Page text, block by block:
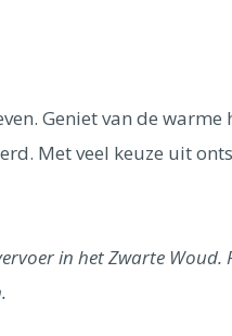
Geniet van de
Met veel keuze uit
in het Zwarte Woud.